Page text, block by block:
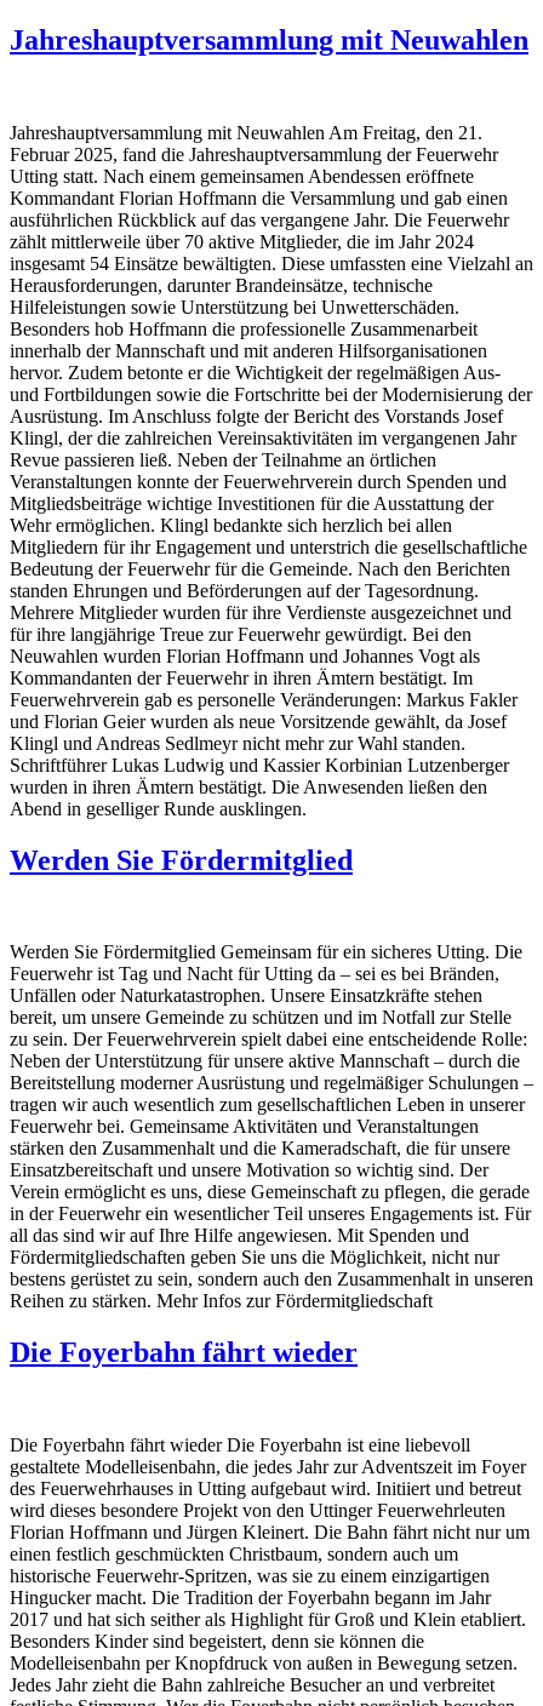
Jahreshauptversammlung mit Neuwahlen
Jahreshauptversammlung mit Neuwahlen Am Freitag, den 21.
Februar 2025, fand die Jahreshauptversammlung der Feuerwehr
Utting statt. Nach einem gemeinsamen Abendessen eröffnete
Kommandant Florian Hoffmann die Versammlung und gab einen
ausführlichen Rückblick auf das vergangene Jahr. Die Feuerwehr
zählt mittlerweile über 70 aktive Mitglieder, die im Jahr 2024
insgesamt 54 Einsätze bewältigten. Diese umfassten eine Vielzahl an
Herausforderungen, darunter Brandeinsätze, technische
Hilfeleistungen sowie Unterstützung bei Unwetterschäden.
Besonders hob Hoffmann die professionelle Zusammenarbeit
innerhalb der Mannschaft und mit anderen Hilfsorganisationen
hervor. Zudem betonte er die Wichtigkeit der regelmäßigen Aus-
und Fortbildungen sowie die Fortschritte bei der Modernisierung der
Ausrüstung. Im Anschluss folgte der Bericht des Vorstands Josef
Klingl, der die zahlreichen Vereinsaktivitäten im vergangenen Jahr
Revue passieren ließ. Neben der Teilnahme an örtlichen
Veranstaltungen konnte der Feuerwehrverein durch Spenden und
Mitgliedsbeiträge wichtige Investitionen für die Ausstattung der
Wehr ermöglichen. Klingl bedankte sich herzlich bei allen
Mitgliedern für ihr Engagement und unterstrich die gesellschaftliche
Bedeutung der Feuerwehr für die Gemeinde. Nach den Berichten
standen Ehrungen und Beförderungen auf der Tagesordnung.
Mehrere Mitglieder wurden für ihre Verdienste ausgezeichnet und
für ihre langjährige Treue zur Feuerwehr gewürdigt. Bei den
Neuwahlen wurden Florian Hoffmann und Johannes Vogt als
Kommandanten der Feuerwehr in ihren Ämtern bestätigt. Im
Feuerwehrverein gab es personelle Veränderungen: Markus Fakler
und Florian Geier wurden als neue Vorsitzende gewählt, da Josef
Klingl und Andreas Sedlmeyr nicht mehr zur Wahl standen.
Schriftführer Lukas Ludwig und Kassier Korbinian Lutzenberger
wurden in ihren Ämtern bestätigt. Die Anwesenden ließen den
Abend in geselliger Runde ausklingen.
Werden Sie Fördermitglied
Werden Sie Fördermitglied Gemeinsam für ein sicheres Utting. Die
Feuerwehr ist Tag und Nacht für Utting da – sei es bei Bränden,
Unfällen oder Naturkatastrophen. Unsere Einsatzkräfte stehen
bereit, um unsere Gemeinde zu schützen und im Notfall zur Stelle
zu sein. Der Feuerwehrverein spielt dabei eine entscheidende Rolle:
Neben der Unterstützung für unsere aktive Mannschaft – durch die
Bereitstellung moderner Ausrüstung und regelmäßiger Schulungen –
tragen wir auch wesentlich zum gesellschaftlichen Leben in unserer
Feuerwehr bei. Gemeinsame Aktivitäten und Veranstaltungen
stärken den Zusammenhalt und die Kameradschaft, die für unsere
Einsatzbereitschaft und unsere Motivation so wichtig sind. Der
Verein ermöglicht es uns, diese Gemeinschaft zu pflegen, die gerade
in der Feuerwehr ein wesentlicher Teil unseres Engagements ist. Für
all das sind wir auf Ihre Hilfe angewiesen. Mit Spenden und
Fördermitgliedschaften geben Sie uns die Möglichkeit, nicht nur
bestens gerüstet zu sein, sondern auch den Zusammenhalt in unseren
Reihen zu stärken. Mehr Infos zur Fördermitgliedschaft
Die Foyerbahn fährt wieder
Die Foyerbahn fährt wieder Die Foyerbahn ist eine liebevoll
gestaltete Modelleisenbahn, die jedes Jahr zur Adventszeit im Foyer
des Feuerwehrhauses in Utting aufgebaut wird. Initiiert und betreut
wird dieses besondere Projekt von den Uttinger Feuerwehrleuten
Florian Hoffmann und Jürgen Kleinert. Die Bahn fährt nicht nur um
einen festlich geschmückten Christbaum, sondern auch um
historische Feuerwehr-Spritzen, was sie zu einem einzigartigen
Hingucker macht. Die Tradition der Foyerbahn begann im Jahr
2017 und hat sich seither als Highlight für Groß und Klein etabliert.
Besonders Kinder sind begeistert, denn sie können die
Modelleisenbahn per Knopfdruck von außen in Bewegung setzen.
Jedes Jahr zieht die Bahn zahlreiche Besucher an und verbreitet